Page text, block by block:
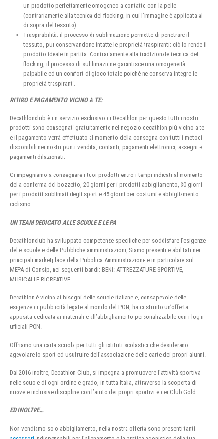
un prodotto perfettamente omogeneo a contatto con la pelle
(contrariamente alla tecnica del flocking, in cui l’immagine è applicata al
di sopra del tessuto).
Traspirabilità: il processo di sublimazione permette di penetrare il
tessuto, pur conservandone intatte le proprietà traspiranti; ciò lo rende il
prodotto ideale in partita. Contrariamente alla tradizionale tecnica del
flocking, il processo di sublimazione garantisce una omogeneità
palpabile ed un comfort di gioco totale poiché ne conserva integre le
proprietà traspiranti.
RITIRO E PAGAMENTO VICINO A TE:
Decathlonclub è un servizio esclusivo di Decathlon per questo tutti i nostri
prodotti sono consegnati gratuitamente nel negozio decathlon più vicino a te
e il pagamento verrà effettuato al momento della consegna con tutti i metodi
disponibili nei nostri punti vendita, contanti, pagamenti elettronici, assegni e
pagamenti dilazionati.
Ci impegniamo a consegnare i tuoi prodotti entro i tempi indicati al momento
della conferma del bozzetto, 20 giorni per i prodotti abbigliamento, 30 giorni
per i prodotti sublimati degli sport e 45 giorni per costumi e abbigliamento
ciclismo.
UN TEAM DEDICATO ALLE SCUOLE E LE PA
Decathlonclub ha sviluppato competenze specifiche per soddisfare l’esigenze
delle scuole e delle Pubbliche amministrazioni, Siamo presenti e abilitati nei
principali marketplace della Pubblica Amministrazione e in particolare sul
MEPA di Consip, nei seguenti bandi: BENI: ATTREZZATURE SPORTIVE,
MUSICALI E RICREATIVE
Decathlon è vicino ai bisogni delle scuole italiane e, consapevole delle
esigenze di pubblicità legate al mondo del PON, ha costruito un’offerta
apposita dedicata ai materiali e all’abbigliamento personalizzabile con i loghi
ufficiali PON.
Offriamo una carta scuola per tutti gli istituti scolastici che desiderano
agevolare lo sport ed usufruire dell’associazione delle carte dei propri alunni.
Dal 2016 inoltre, Decathlon Club, si impegna a promuovere l’attività sportiva
nelle scuole di ogni ordine e grado, in tutta Italia, attraverso la scoperta di
nuove e inclusive discipline con l’aiuto dei propri sportivi e dei Club Gold.
ED INOLTRE…
Non vendiamo solo abbigliamento, nella nostra offerta sono presenti tanti